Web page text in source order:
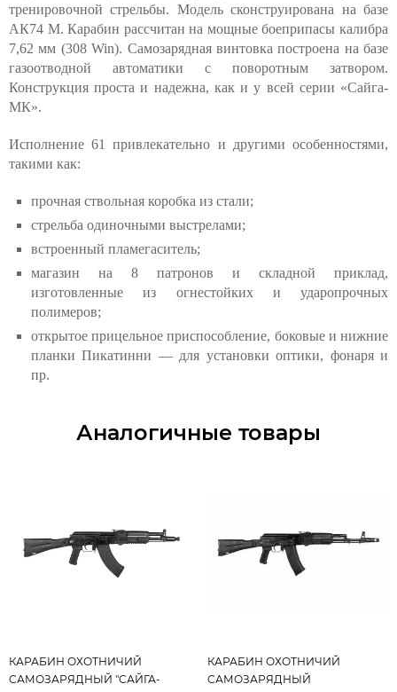
тренировочной стрельбы. Модель сконструирована на базе
АК74 М. Карабин рассчитан на мощные боеприпасы калибра
7,62 мм (308 Win). Самозарядная винтовка построена на базе
газоотводной автоматики с поворотным затвором.
Конструкция проста и надежна, как и у всей серии «Сайга-
МК».
Исполнение 61 привлекательно и другими особенностями,
такими как:
прочная ствольная коробка из стали;
стрельба одиночными выстрелами;
встроенный пламегаситель;
магазин на 8 патронов и складной приклад,
изготовленные из огнестойких и ударопрочных
полимеров;
открытое прицельное приспособление, боковые и нижние
планки Пикатинни — для установки оптики, фонаря и
пр.
Аналогичные товары
КАРАБИН ОХОТНИЧИЙ
САМОЗАРЯДНЫЙ "САЙГА-
КАРАБИН ОХОТНИЧИЙ
САМОЗАРЯДНЫЙ